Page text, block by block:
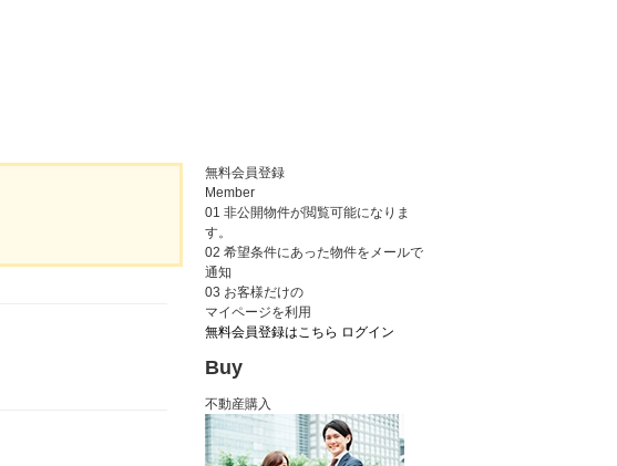
無料会員登録
Member
01 非公開物件が閲覧可能になりま
す。
02 希望条件にあった物件をメールで
通知
03 お客様だけの
マイページを利用
無料会員登録はこちら ログイン
Buy
不動産購入